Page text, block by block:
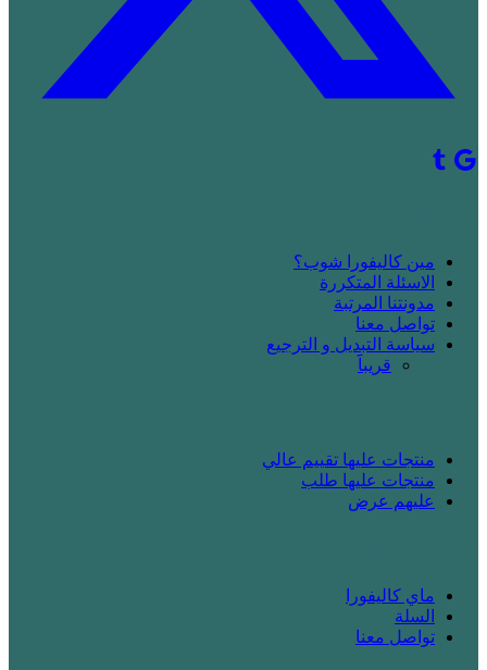
مين كاليفورا شوب؟
الاسئلة المتكررة
مدونتنا المرتبة
تواصل معنا
سياسة التبديل و الترجيع
قريباََ
منتجات عليها تقييم عالي
منتجات عليها طلب
عليهم عرض
ماي كاليفورا
السلة
تواصل معنا